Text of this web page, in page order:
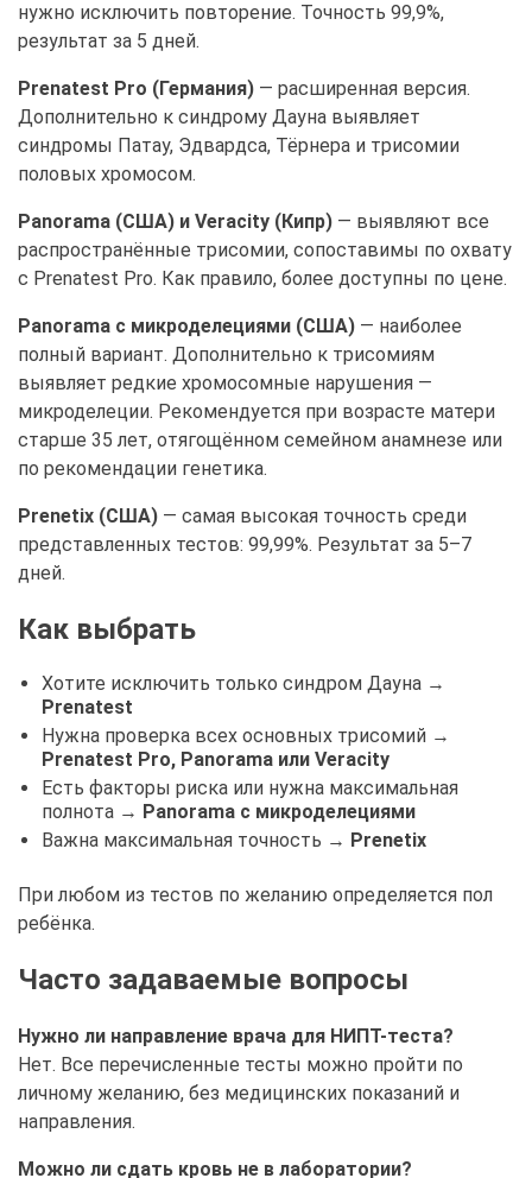
нужно исключить повторение. Точность 99,9%,
результат за 5 дней.
Prenatest Pro (Германия) — расширенная версия.
Дополнительно к синдрому Дауна выявляет
синдромы Патау, Эдвардса, Тёрнера и трисомии
половых хромосом.
Panorama (США) и Veracity (Кипр) — выявляют все
распространённые трисомии, сопоставимы по охвату
с Prenatest Pro. Как правило, более доступны по цене.
Panorama с микроделециями (США) — наиболее
полный вариант. Дополнительно к трисомиям
выявляет редкие хромосомные нарушения —
микроделеции. Рекомендуется при возрасте матери
старше 35 лет, отягощённом семейном анамнезе или
по рекомендации генетика.
Prenetix (США) — самая высокая точность среди
представленных тестов: 99,99%. Результат за 5–7
дней.
Как выбрать
Хотите исключить только синдром Дауна →
Prenatest
Нужна проверка всех основных трисомий →
Prenatest Pro, Panorama или Veracity
Есть факторы риска или нужна максимальная
полнота → Panorama с микроделециями
Важна максимальная точность → Prenetix
При любом из тестов по желанию определяется пол
ребёнка.
Часто задаваемые вопросы
Нужно ли направление врача для НИПТ-теста?
Нет. Все перечисленные тесты можно пройти по
личному желанию, без медицинских показаний и
направления.
Можно ли сдать кровь не в лаборатории?